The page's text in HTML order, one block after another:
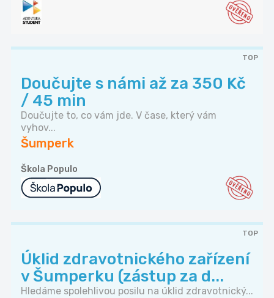
TOP
Doučujte s námi až za 350 Kč
/ 45 min
Doučujte to, co vám jde. V čase, který vám
vyhov...
Šumperk
Škola Populo
TOP
Úklid zdravotnického zařízení
v Šumperku (zástup za d...
Hledáme spolehlivou posilu na úklid zdravotnický...